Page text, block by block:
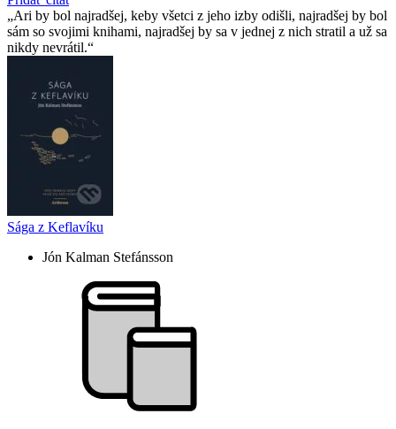
Ari by bol najradšej, keby všetci z jeho izby odišli, najradšej by bol
sám so svojimi knihami, najradšej by sa v jednej z nich stratil a už sa
nikdy nevrátil.
Sága z Keflavíku
Jón Kalman Stefánsson